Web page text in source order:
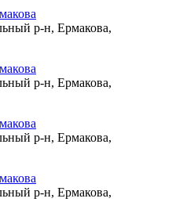
р-н, Ермакова,
р-н, Ермакова,
р-н, Ермакова,
р-н, Ермакова,